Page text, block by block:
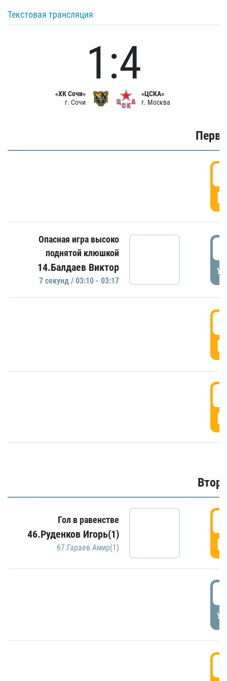
Текстовая трансляция
«ХК Сочи»
г. Сочи
1:4
«ЦСКА»
г. Москва
Опасная игра высоко
поднятой клюшкой
14.Балдаев Виктор
7 секунд / 03:10 - 03:17
Гол в равенстве
46.Руденков Игорь(1)
67.Гараев Амир(1)